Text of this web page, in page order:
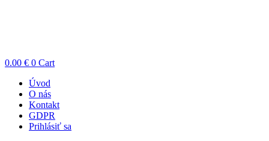
0.00 € 0 Cart
Úvod
O nás
Kontakt
GDPR
Prihlásiť sa